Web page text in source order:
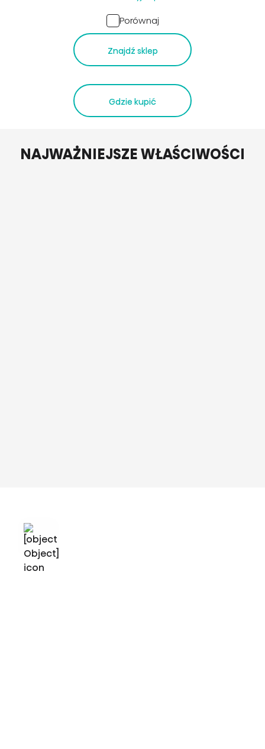
Porównaj
Znajdź sklep
Gdzie kupić
NAJWAŻNIEJSZE WŁAŚCIWOŚCI